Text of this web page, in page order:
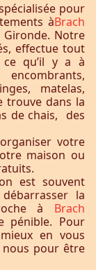
pour
àBrach
Notre
effectue tout
qu’il y a à
matelas,
trouve dans la
de chais, des
votre
maison ou
est souvent
la
à Brach
pénible. Pour
en vous
nous pour être